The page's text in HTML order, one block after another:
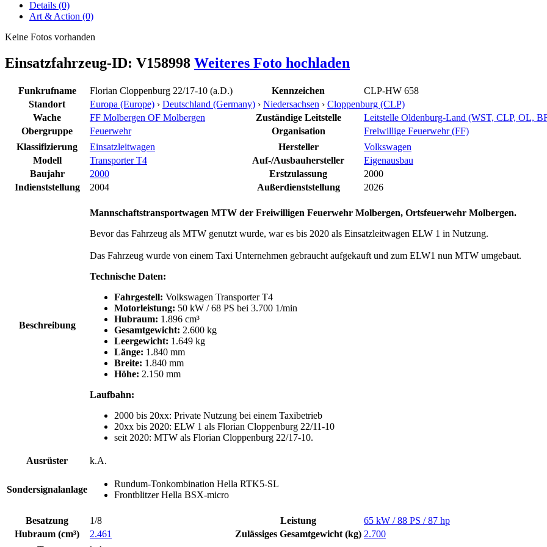
Details (0)
Art & Action (0)
Keine Fotos vorhanden
Einsatzfahrzeug-ID: V158998 Weiteres Foto hochladen
Funkrufname Florian Cloppenburg 22/17-10 (a.D.) Kennzeichen
CLP-HW 658
Standort
Europa (Europe) › Deutschland (Germany) › Niedersachsen › Cloppenburg (CLP)
Wache
FF Molbergen OF Molbergen Zuständige Leitstelle
Leitstelle Oldenburg-Land (WST, CLP, OL,
Obergruppe
Feuerwehr Organisation
Freiwillige Feuerwehr (FF)
Klassifizierung
Einsatzleitwagen Hersteller
Volkswagen
Modell
Transporter T4 Auf-/Ausbauhersteller
Eigenausbau
Baujahr
2000 Erstzulassung
2000
Indienststellung
2004 Außerdienststellung 2026
Beschreibung
Mannschaftstransportwagen MTW der Freiwilligen Feuerwehr Molbergen, Ortsfeuerwehr Molbergen.
Bevor das Fahrzeug als MTW genutzt wurde, war es bis 2020 als Einsatzleitwagen ELW 1 in Nutzung.
Das Fahrzeug wurde von einem Taxi Unternehmen gebraucht aufgekauft und zum ELW1 nun MTW umgebaut.
Technische Daten:
Fahrgestell: Volkswagen Transporter T4
Motorleistung: 50 kW / 68 PS bei 3.700 1/min
Hubraum: 1.896 cm³
Gesamtgewicht: 2.600 kg
Leergewicht: 1.649 kg
Länge: 1.840 mm
Breite: 1.840 mm
Höhe: 2.150 mm
Laufbahn:
2000 bis 20xx: Private Nutzung bei einem Taxibetrieb
20xx bis 2020: ELW 1 als Florian Cloppenburg 22/11-10
seit 2020: MTW als Florian Cloppenburg 22/17-10.
Ausrüster k.A.
Sondersignalanlage
Rundum-Tonkombination Hella RTK5-SL
Frontblitzer Hella BSX-micro
Besatzung 1/8 Leistung
65 kW / 88 PS / 87 hp
Hubraum (cm³)
2.461 Zulässiges Gesamtgewicht (kg) 2.700